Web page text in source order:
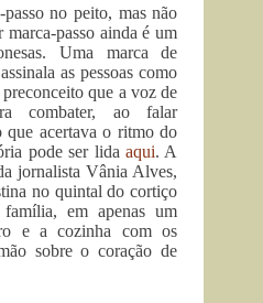
no peito, mas não
passo ainda é um
Uma marca de
as pessoas como
que a voz de
combater, ao falar
que acertava o ritmo do
pode ser lida aqui. A
jornalista Vânia Alves,
no quintal do cortiço
em apenas um
e a cozinha com os
sobre o coração de